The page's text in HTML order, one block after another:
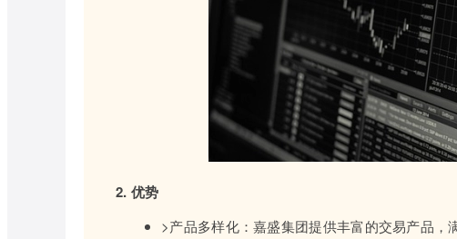
2. 优势
>产品多样化：嘉盛集团提供丰富的交易产品，